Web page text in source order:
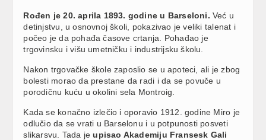
Rođen je 20. aprila 1893. godine u Barseloni. Već u
detinjstvu, u osnovnoj školi, pokazivao je veliki talenat i
počeo je da pohađa časove crtanja. Pohađao je
trgovinsku i višu umetničku i industrijsku školu.
Nakon trgovačke škole zaposlio se u apoteci, ali je zbog
bolesti morao da prestane da radi i da se povuče u
porodičnu kuću u okolini sela Montroig.
Kada se konačno izlečio i oporavio 1912. godine Miro je
odlučio da se vrati u Barselonu i u potpunosti posveti
slikarsvu. Tada je upisao Akademiju Fransesk Gali